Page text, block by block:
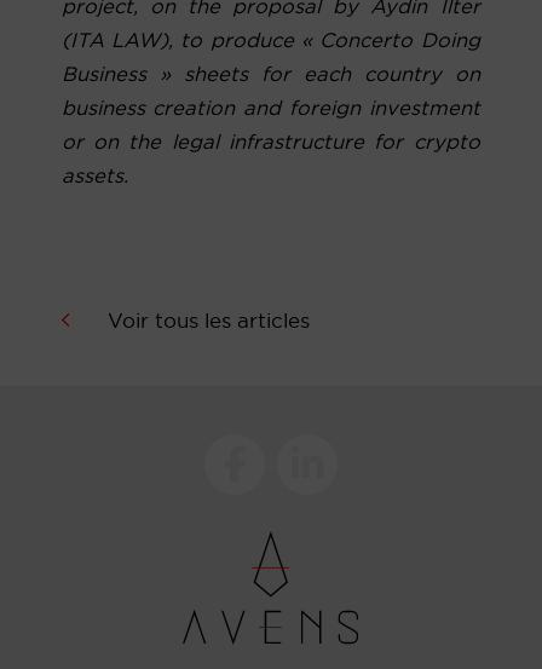
project, on the proposal by Aydin Ilter
(ITA LAW), to produce « Concerto Doing
Business » sheets for each country on
business creation and foreign investment
or on the legal infrastructure for crypto
assets.
Voir tous les articles